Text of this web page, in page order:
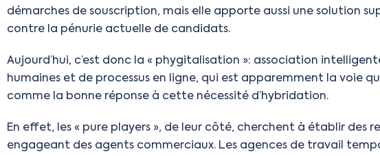
démarches de souscription, mais elle apporte aussi une solution
contre la pénurie actuelle de candidats.
Aujourd’hui, c’est donc la « phygitalisation »: association
humaines et de processus en ligne, qui est apparemment la voie
comme la bonne réponse à cette nécessité d’hybridation.
En effet, les « pure players », de leur côté, cherchent à établir des
engageant des agents commerciaux. Les agences de travail